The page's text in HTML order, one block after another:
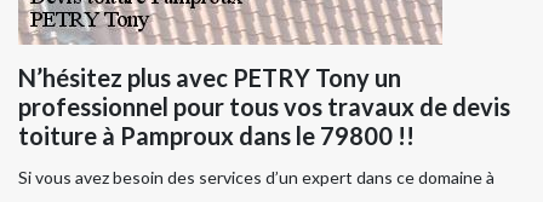
N’hésitez plus avec PETRY Tony un
professionnel pour tous vos travaux de devis
toiture à Pamproux dans le 79800 !!
Si vous avez besoin des services d’un expert dans ce domaine à